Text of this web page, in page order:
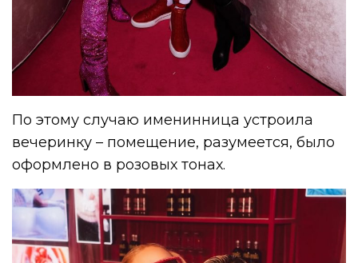
По этому случаю именинница устроила
вечеринку – помещение, разумеется, было
оформлено в розовых тонах.